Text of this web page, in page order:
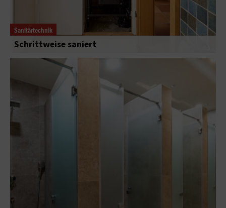
Sanitärtechnik
Schrittweise saniert